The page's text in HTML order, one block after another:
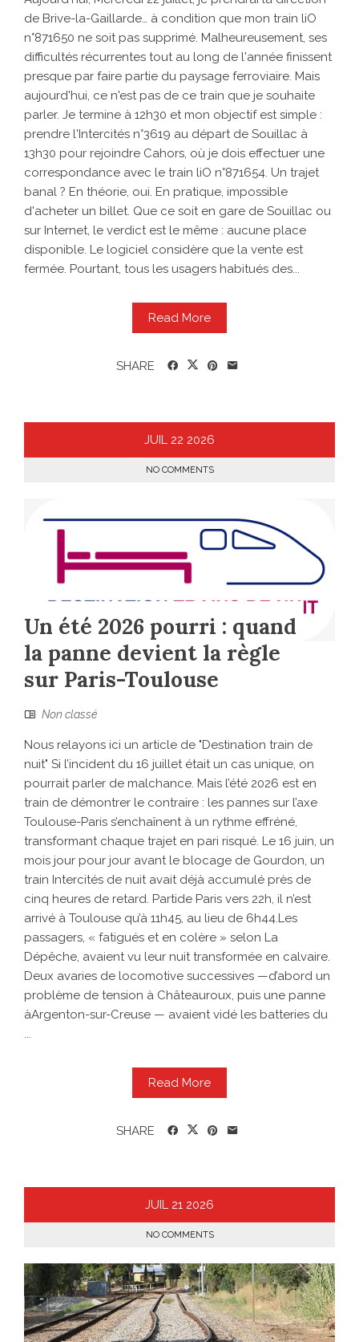
de Brive-la-Gaillarde… à condition que mon train liO
n°871650 ne soit pas supprimé. Malheureusement, ses
difficultés récurrentes tout au long de l'année finissent
presque par faire partie du paysage ferroviaire. Mais
aujourd'hui, ce n'est pas de ce train que je souhaite
parler. Je termine à 12h30 et mon objectif est simple :
prendre l'Intercités n°3619 au départ de Souillac à
13h30 pour rejoindre Cahors, où je dois effectuer une
correspondance avec le train liO n°871654. Un trajet
banal ? En théorie, oui. En pratique, impossible
d'acheter un billet. Que ce soit en gare de Souillac ou
sur Internet, le verdict est le même : aucune place
disponible. Le logiciel considère que la vente est
fermée. Pourtant, tous les usagers habitués des...
Read More
SHARE
JUIL 22 2026
NO COMMENTS
Un été 2026 pourri : quand
la panne devient la règle
sur Paris-Toulouse
Non classé
Nous relayons ici un article de "Destination train de
nuit" Si l’incident du 16 juillet était un cas unique, on
pourrait parler de malchance. Mais l’été 2026 est en
train de démontrer le contraire : les pannes sur l’axe
Toulouse-Paris s’enchaînent à un rythme effréné,
transformant chaque trajet en pari risqué. Le 16 juin, un
mois jour pour jour avant le blocage de Gourdon, un
train Intercités de nuit avait déjà accumulé près de
cinq heures de retard. Partide Paris vers 22h, il n’est
arrivé à Toulouse qu’à 11h45, au lieu de 6h44.Les
passagers, « fatigués et en colère » selon La
Dépêche, avaient vu leur nuit transformée en calvaire.
Deux avaries de locomotive successives —d’abord un
problème de tension à Châteauroux, puis une panne
àArgenton-sur-Creuse — avaient vidé les batteries du
...
Read More
SHARE
JUIL 21 2026
NO COMMENTS